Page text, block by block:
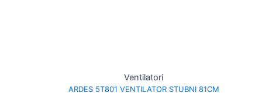
Ventilatori
ARDES 5T801 VENTILATOR STUBNI 81CM